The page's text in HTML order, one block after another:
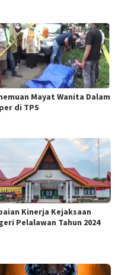
Mayat Wanita Dalam
di TPS
Kinerja Kejaksaan
Pelalawan Tahun 2024